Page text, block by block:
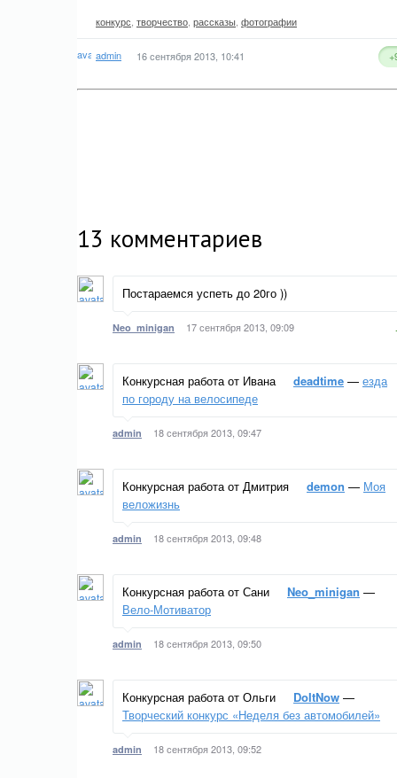
конкурс творчество рассказы фотографии
admin 16 сентября 2013, 10:41
13 комментариев
Постараемся успеть до 20го ))
Neo_minigan 17 сентября 2013, 09:09
Конкурсная работа от Ивана deadtime — езда
по городу на велосипеде
admin 18 сентября 2013, 09:47
Конкурсная работа от Дмитрия demon — Моя
веложизнь
admin 18 сентября 2013, 09:48
Конкурсная работа от Сани Neo_minigan —
Вело-Мотиватор
admin 18 сентября 2013, 09:50
Конкурсная работа от Ольги DoItNow —
Творческий конкурс «Неделя без автомобилей»
admin 18 сентября 2013, 09:52